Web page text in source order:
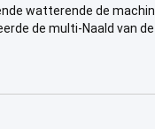
watterende de
de multi-Naald van de